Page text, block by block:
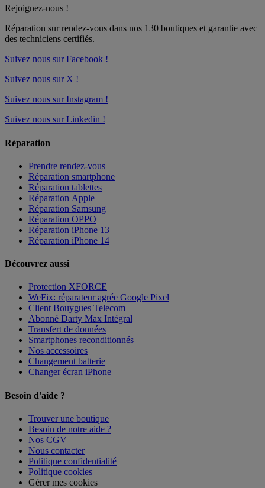
Rejoignez-nous !
Réparation sur rendez-vous dans nos 130 boutiques et garantie avec
des techniciens certifiés.
Suivez nous sur Facebook !
Suivez nous sur X !
Suivez nous sur Instagram !
Suivez nous sur Linkedin !
Réparation
Prendre rendez-vous
Réparation smartphone
Réparation tablettes
Réparation Apple
Réparation Samsung
Réparation OPPO
Réparation iPhone 13
Réparation iPhone 14
Découvrez aussi
Protection XFORCE
WeFix: réparateur agrée Google Pixel
Client Bouygues Telecom
Abonné Darty Max Intégral
Transfert de données
Smartphones reconditionnés
Nos accessoires
Changement batterie
Changer écran iPhone
Besoin d'aide ?
Trouver une boutique
Besoin de notre aide ?
Nos CGV
Nous contacter
Politique confidentialité
Politique cookies
Gérer mes cookies